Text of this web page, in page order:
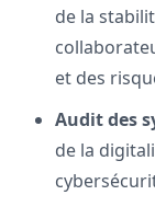
de la
et des
Audit des
de la